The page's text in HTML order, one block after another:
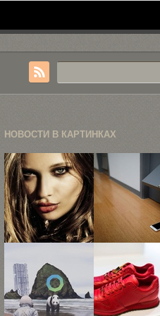
НОВОСТИ В КАРТИНКАХ
Фэшн-
фотограф
Дэвид Лесли
Энтони
«Тюрьма
внутри
меня», или
как ...